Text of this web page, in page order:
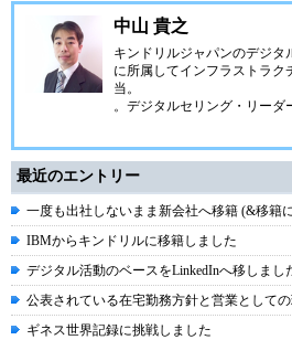
中山 貴之
キンドリルジャパンのデジタ
に所属してインフラストラク
当。
。デジタルセリング・リーダ
最近のエントリー
一度も出社しないまま新会社へ移籍 (&移籍
IBMからキンドリルに移籍しました
デジタル活動のベースをLinkedInへ移しまし
公表されている在宅勤務方針と営業として
ギネス世界記録に挑戦しました